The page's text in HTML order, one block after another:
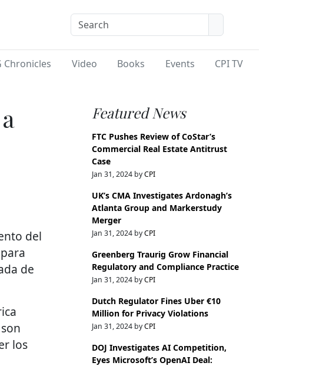
Chronicles Video Books Events CPI TV
del
de
los
Featured News
FTC Pushes Review of CoStar’s
Commercial Real Estate Antitrust
Case
Jan 31, 2024 byCPI
UK’s CMA Investigates Ardonagh’s
Atlanta Group and Markerstudy
Merger
Jan 31, 2024 byCPI
Greenberg Traurig Grow Financial
Regulatory and Compliance Practice
Jan 31, 2024 byCPI
Dutch Regulator Fines Uber €10
Million for Privacy Violations
Jan 31, 2024 byCPI
DOJ Investigates AI Competition,
Eyes Microsoft’s OpenAI Deal: